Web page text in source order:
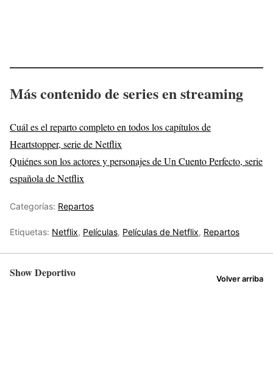
Más contenido de series en streaming
Cuál es el reparto completo en todos los capítulos de
Heartstopper, serie de Netflix
Quiénes son los actores y personajes de Un Cuento Perfecto, serie
española de Netflix
Categorías: Repartos
Etiquetas: Netflix, Películas, Películas de Netflix, Repartos
Show Deportivo Volver arriba